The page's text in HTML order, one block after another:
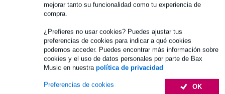
mejorar tanto su funcionalidad como tu experiencia de
compra.
¿Prefieres no usar cookies? Puedes ajustar tus
preferencias de cookies para indicar a qué cookies
podemos acceder. Puedes encontrar más información sobre
cookies y el uso de datos personales por parte de Bax
Music en nuestra política de privacidad
OK
Preferencias de cookies
Especificaciones completas
Accesorios (7)